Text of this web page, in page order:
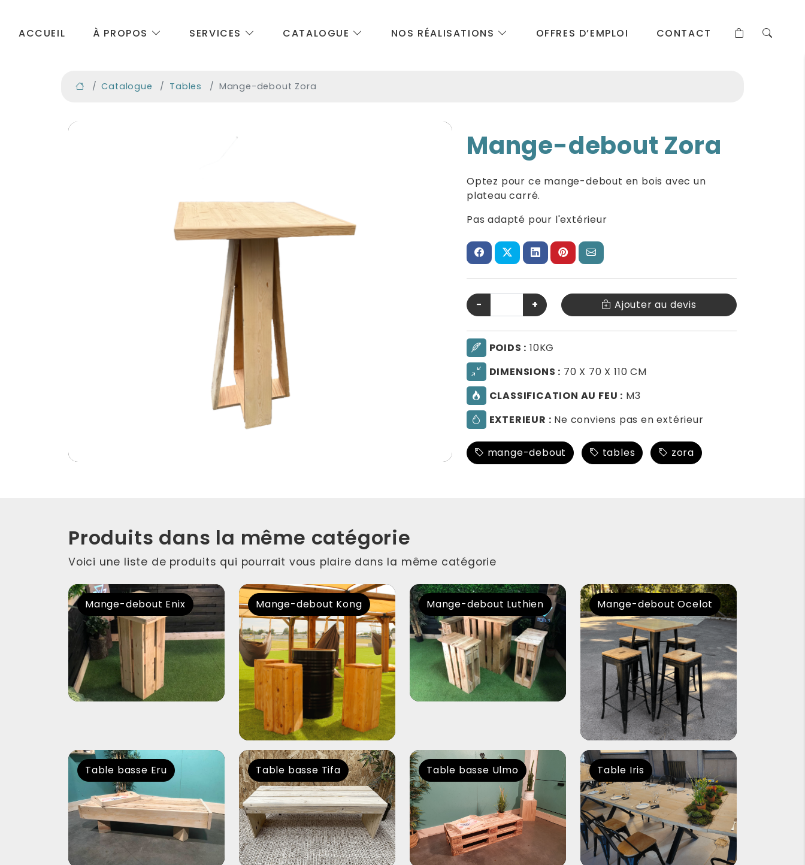
ACCUEIL À PROPOS SERVICES CATALOGUE NOS RÉALISATIONS OFFRES D’EMPLOI CONTACT
Catalogue Tables Mange-debout Zora
Mange-debout Zora
Optez pour ce mange-debout en bois avec un
plateau carré.
Pas adapté pour l'extérieur
− + Ajouter au devis
POIDS : 10KG
DIMENSIONS : 70 X 70 X 110 CM
CLASSIFICATION AU FEU : M3
EXTERIEUR : Ne conviens pas en extérieur
mange-debout tables zora
Produits dans la même catégorie
Voici une liste de produits qui pourrait vous plaire dans la même catégorie
Mange-debout Enix Mange-debout Kong Mange-debout Luthien Mange-debout Ocelot
Table basse Eru Table basse Tifa Table basse Ulmo Table Iris